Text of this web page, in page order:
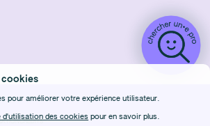
cookies
pour améliorer votre expérience utilisateur.
d'utilisation des cookies pour en savoir plus.
CRÉDITS